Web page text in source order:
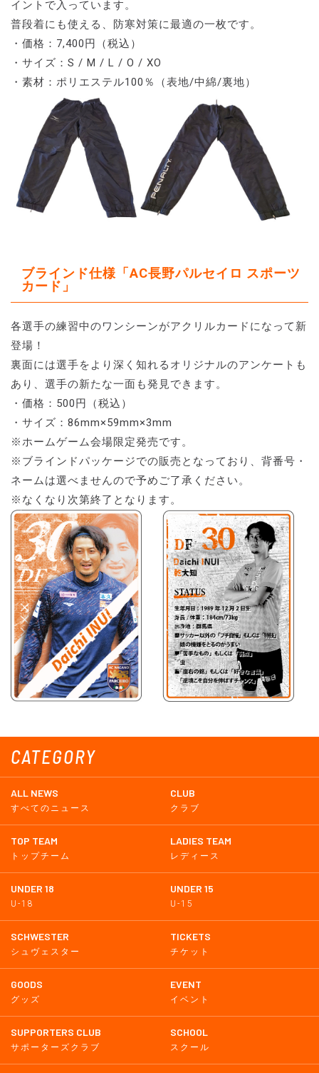
CATEGORY
ALL NEWS
すべてのニュース
CLUB
クラブ
TOP TEAM
トップチーム
LADIES TEAM
レディース
UNDER 18
U-18
UNDER 15
U-15
SCHWESTER
シュヴェスター
TICKETS
チケット
GOODS
グッズ
EVENT
イベント
SUPPORTERS CLUB
サポーターズクラブ
SCHOOL
スクール
イントで入っています。
普段着にも使える、防寒対策に最適の一枚です。
・価格：7,400円（税込）
・サイズ：S / M / L / O / XO
・素材：ポリエステル100％（表地/中綿/裏地）
ブラインド仕様「AC長野パルセイロ スポーツ
カード」
各選手の練習中のワンシーンがアクリルカードになって新
登場！
裏面には選手をより深く知れるオリジナルのアンケートも
あり、選手の新たな一面も発見できます。
・価格：500円（税込）
・サイズ：86mm×59mm×3mm
※ホームゲーム会場限定発売です。
※ブラインドパッケージでの販売となっており、背番号・
ネームは選べませんので予めご了承ください。
※なくなり次第終了となります。